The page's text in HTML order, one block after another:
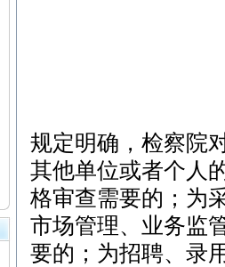
规定明确，检察院
其他单位或者个人
格审查需要的；为
市场管理、业务监
要的；为招聘、录